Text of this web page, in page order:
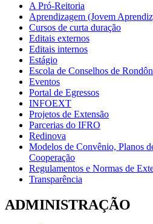
A Pró-Reitoria
Aprendizagem (Jovem
Cursos de curta duração
Editais externos
Editais internos
Estágio
Escola de Conselhos de
Eventos
Portal de Egressos
INFOEXT
Projetos de Extensão
Parcerias do IFRO
Redinova
Modelos de Convênio, Planos
Cooperação
Regulamentos e Normas de
Transparência
ADMINISTRAÇÃO